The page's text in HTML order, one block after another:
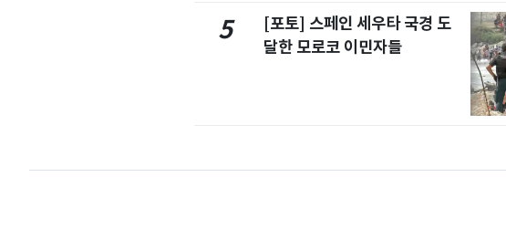
5
[포토] 스페인 세우타 국경 도
달한 모로코 이민자들